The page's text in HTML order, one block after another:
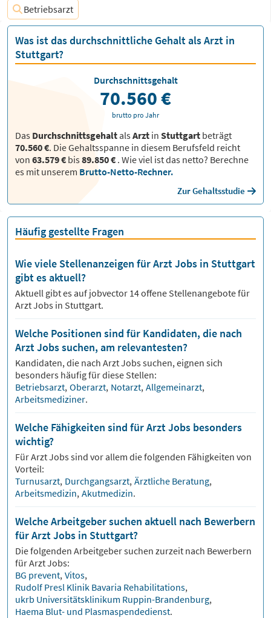
Betriebsarzt
Was ist das durchschnittliche Gehalt als Arzt in
Stuttgart?
Das DurchschnittsgehaltalsArzt in Stuttgart beträgt
70.560 €. Die Gehaltsspanne in diesem Berufsfeld reicht
von 63.579 € bis89.850 € . Wie viel ist das netto? Berechne
es mit unserem Brutto-Netto-Rechner.
Zur Gehaltsstudie
Durchschnittsgehalt
70.560 €
brutto pro Jahr
Häufig gestellte Fragen
Wie viele Stellenanzeigen für Arzt Jobs in Stuttgart
gibt es aktuell?
Aktuell gibt es auf jobvector 14offene Stellenangebote für
Arzt Jobs in Stuttgart.
Welche Positionen sind für Kandidaten, die nach
Arzt Jobs suchen, am relevantesten?
Kandidaten, die nach ArztJobs suchen, eignen sich
besonders häufig für diese Stellen:
Betriebsarzt, Oberarzt, Notarzt, Allgemeinarzt,
Arbeitsmediziner.
Welche Fähigkeiten sind für Arzt Jobs besonders
wichtig?
FürArztJobs sind vor allem die folgenden Fähigkeiten von
Vorteil:
Turnusarzt, Durchgangsarzt, Ärztliche Beratung,
Arbeitsmedizin, Akutmedizin.
Welche Arbeitgeber suchen aktuell nach Bewerbern
für Arzt Jobs in Stuttgart?
Die folgenden Arbeitgeber suchen zurzeit nach Bewerbern
fürArztJobs:
BG prevent, Vitos,
Rudolf Presl Klinik Bavaria Rehabilitations,
ukrb Universitätsklinikum Ruppin-Brandenburg,
Haema Blut- und Plasmaspendedienst.